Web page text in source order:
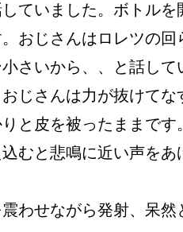
ていました。ボトル
おじさんはロレツの
さいから、、と話し
じさんは力が抜けて
と皮を被ったままで
むと悲鳴に近い声を
わせながら発射、呆